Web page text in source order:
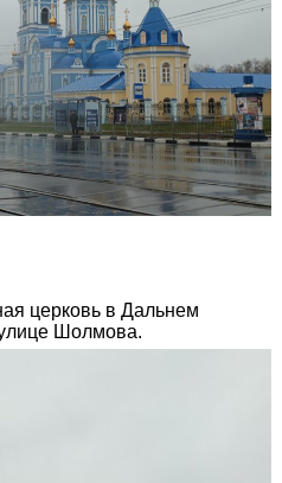
церковь в Дальнем
Шолмова.